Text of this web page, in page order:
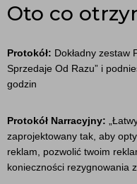
Oto co
Protokół: Dokładny zestaw
Sprzedaje Od Razu” i
godzin
Protokół Narracyjny:
zaprojektowany tak, aby
reklam, pozwolić twoim
konieczności rezygnowania